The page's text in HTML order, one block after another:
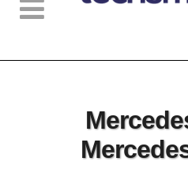
Mercedes